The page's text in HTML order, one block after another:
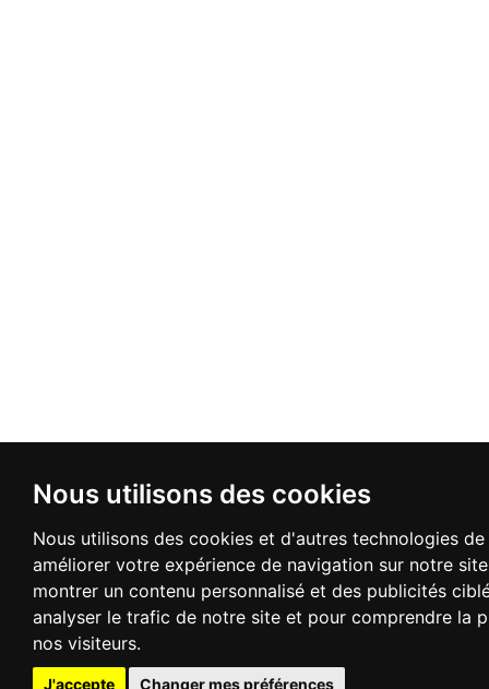
Nous utilisons des cookies
Nous utilisons des cookies et d'autres technologies
améliorer votre expérience de navigation sur notre
montrer un contenu personnalisé et des publicités
analyser le trafic de notre site et pour comprendre la
nos visiteurs.
J'accepte Changer mes préférences